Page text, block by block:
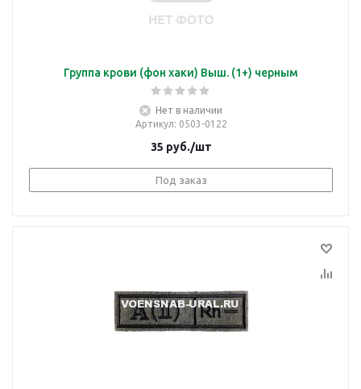
Группа крови (фон хаки) Выш. (1+) черным
Нет в наличии
Артикул: 0503-0122
35 руб./шт
Под заказ